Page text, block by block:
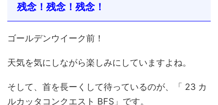
残念！残念！残念！
ゴールデンウイーク前！
天気を気にしながら楽しみにしていますよね。
そして、首を長ーくして待っているのが、「 23 カ
ルカッタコンクエスト BFS」です。